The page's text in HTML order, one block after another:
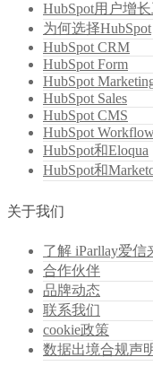
HubSpot用户增
为何选择HubSpot
HubSpot CRM
HubSpot Form
HubSpot
HubSpot Sales
HubSpot CMS
HubSpot
HubSpot和Eloqua
HubSpot和
关于我们
了解 iParllay爱信
合作伙伴
品牌动态
联系我们
cookie政策
数据出境合规声